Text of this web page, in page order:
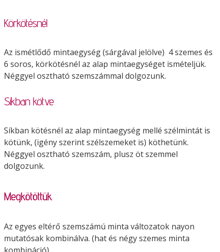
Körkötésnél
Az ismétlődő mintaegység (sárgával jelölve) 4 szemes és
6 soros, körkötésnél az alap mintaegységet ismételjük.
Néggyel osztható szemszámmal dolgozunk.
Síkban kötve
Síkban kötésnél az alap mintaegység mellé szélmintát is
kötünk, (igény szerint szélszemeket is) köthetünk.
Néggyel osztható szemszám, plusz öt szemmel
dolgozunk.
Megkötöttük
Az egyes eltérő szemszámú minta változatok nayon
mutatósak kombinálva. (hat és négy szemes minta